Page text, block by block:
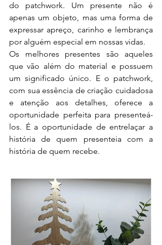
do patchwork. Um presente não é
apenas um objeto, mas uma forma de
expressar apreço, carinho e lembrança
por alguém especial em nossas vidas.
Os melhores presentes são aqueles
que vão além do material e possuem
um significado único. E o patchwork,
com sua essência de criação cuidadosa
e atenção aos detalhes, oferece a
oportunidade perfeita para presenteá-
los. É a oportunidade de entrelaçar a
história de quem presenteia com a
história de quem recebe.